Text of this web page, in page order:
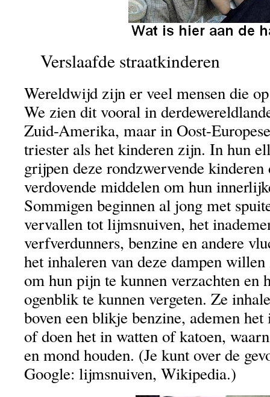
Verslaafde straatkinderen
Wereldwijd zijn er veel mensen die
We zien dit vooral in
Zuid-Amerika, maar in Oost-
triester als het kinderen zijn. In hun
grijpen deze rondzwervende kinderen
verdovende middelen om hun
Sommigen beginnen al jong met
vervallen tot lijmsnuiven, het
verfverdunners, benzine en andere
het inhaleren van deze dampen
om hun pijn te kunnen verzachten en
ogenblik te kunnen vergeten. Ze
boven een blikje benzine, ademen
of doen het in watten of katoen,
en mond houden. (Je kunt over de
Google: lijmsnuiven, Wikipedia.)